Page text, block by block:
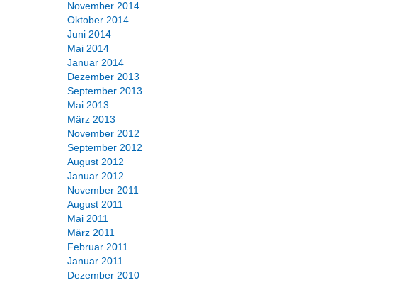
November 2014
Oktober 2014
Juni 2014
Mai 2014
Januar 2014
Dezember 2013
September 2013
Mai 2013
März 2013
November 2012
September 2012
August 2012
Januar 2012
November 2011
August 2011
Mai 2011
März 2011
Februar 2011
Januar 2011
Dezember 2010